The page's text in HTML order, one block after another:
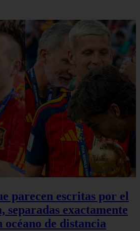
parecen escritas por el
separadas exactamente
océano de distancia